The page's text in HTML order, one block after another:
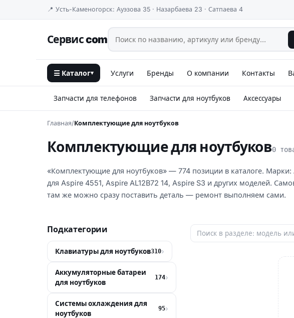
📍 Усть-Каменогорск: Ауэзова 35 · Назарбаева 23 · Сатпаева 4
Сервис com
☰ Каталог▾ Услуги Бренды О компании Контакты
Запчасти для телефонов Запчасти для ноутбуков Аксессуары
Главная/Комплектующие для ноутбуков
Комплектующие для ноутбуков0
«Комплектующие для ноутбуков» — 774 позиции в каталоге. Марки:
для Aspire 4551, Aspire AL12B72 14, Aspire S3 и других моделей.
там же можно сразу поставить деталь — ремонт выполняем сами.
Подкатегории
Клавиатуры для ноутбуков310›
Аккумуляторные батареи
для ноутбуков
174›
Системы охлаждения для
ноутбуков
95›